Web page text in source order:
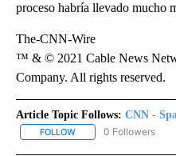
proceso habría llevado mucho
The-CNN-Wire
™ & © 2021 Cable News
Company. All rights reserved.
Article Topic Follows: CNN -
FOLLOW FOLLOW "CNN -
0 Followers